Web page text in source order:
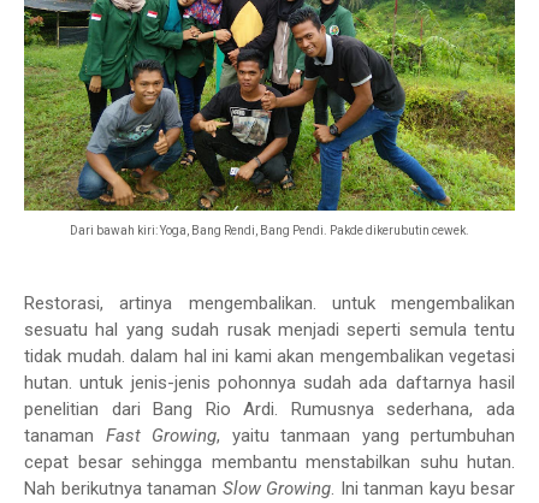
Dari bawah kiri: Yoga, Bang Rendi, Bang Pendi. Pakde dikerubutin cewek.
Restorasi, artinya mengembalikan. untuk mengembalikan
sesuatu hal yang sudah rusak menjadi seperti semula tentu
tidak mudah. dalam hal ini kami akan mengembalikan vegetasi
hutan. untuk jenis-jenis pohonnya sudah ada daftarnya hasil
penelitian dari Bang Rio Ardi. Rumusnya sederhana, ada
tanaman Fast Growing, yaitu tanmaan yang pertumbuhan
cepat besar sehingga membantu menstabilkan suhu hutan.
Nah berikutnya tanaman Slow Growing. Ini tanman kayu besar